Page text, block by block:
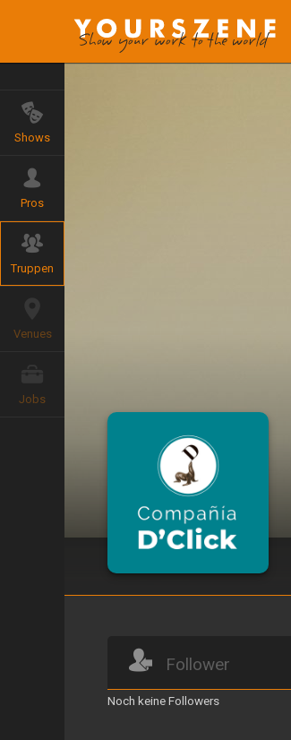
Shows
Pros
Truppen
Venues
Jobs
Follower
Noch keine Followers